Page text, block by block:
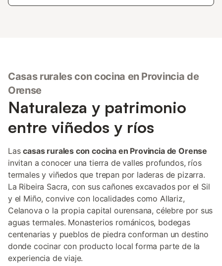
Casas rurales con cocina en Provincia de
Orense
Naturaleza y patrimonio
entre viñedos y ríos
Lascasas rurales con cocina en Provincia de Orense
invitan a conocer una tierra de valles profundos, ríos
termales y viñedos que trepan por laderas de pizarra.
La Ribeira Sacra, con sus cañones excavados por el Sil
y el Miño, convive con localidades como Allariz,
Celanova o la propia capital ourensana, célebre por sus
aguas termales. Monasterios románicos, bodegas
centenarias y pueblos de piedra conforman un destino
donde cocinar con producto local forma parte de la
experiencia de viaje.